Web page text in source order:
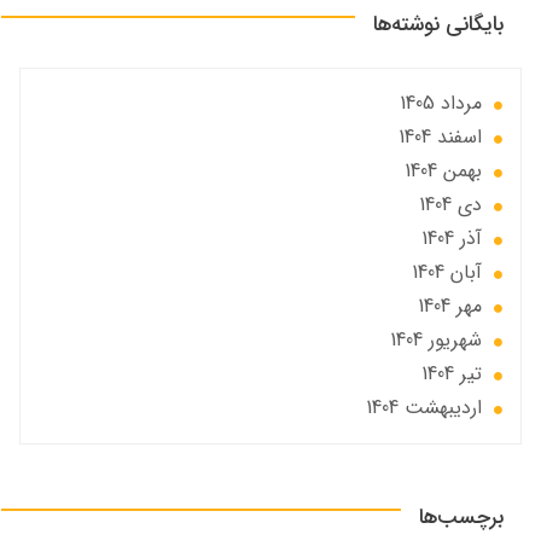
بایگانی نوشته‌ها
مرداد 1405
اسفند 1404
بهمن 1404
دی 1404
آذر 1404
آبان 1404
مهر 1404
شهریور 1404
تير 1404
ارديبهشت 1404
برچسب‌ها